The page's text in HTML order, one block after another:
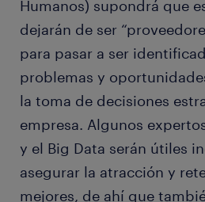
Humanos) supondrá que
dejarán de ser
para pasar a ser
problemas y
la toma de decisiones
empresa. Algunos
y el Big Data serán útiles
asegurar la atracción y
mejores, de ahí que